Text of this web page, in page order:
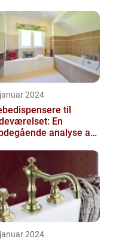
2024
til
En
analyse af
2024